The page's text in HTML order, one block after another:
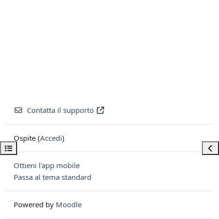
Apri indice del corso
Contatta il supporto
Ospite (Accedi)
Ottieni l'app mobile
Passa al tema standard
Powered by Moodle